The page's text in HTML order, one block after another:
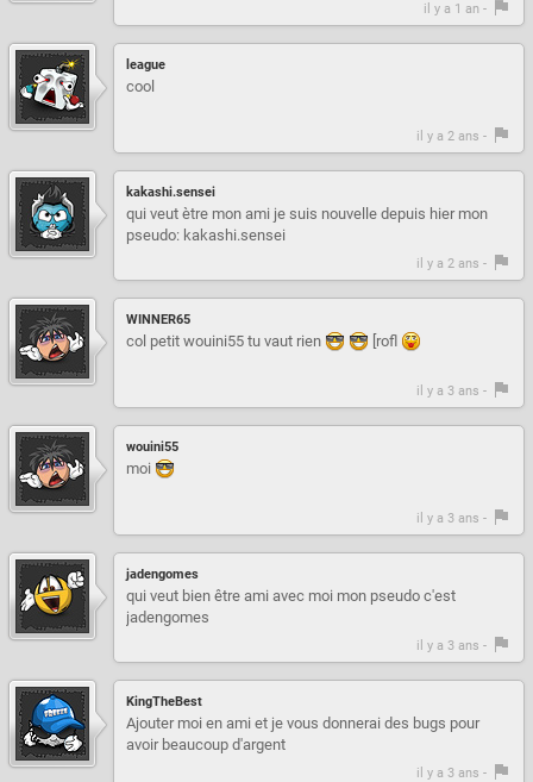
il y a 1 an -
league
cool
il y a 2 ans -
kakashi.sensei
qui veut ètre mon ami je suis nouvelle depuis hier mon
pseudo: kakashi.sensei
il y a 2 ans -
WINNER65
col petit wouini55 tu vaut rien [rofl
il y a 3 ans -
wouini55
moi
il y a 3 ans -
jadengomes
qui veut bien être ami avec moi mon pseudo c'est
jadengomes
il y a 3 ans -
KingTheBest
Ajouter moi en ami et je vous donnerai des bugs pour
avoir beaucoup d'argent
il y a 3 ans -